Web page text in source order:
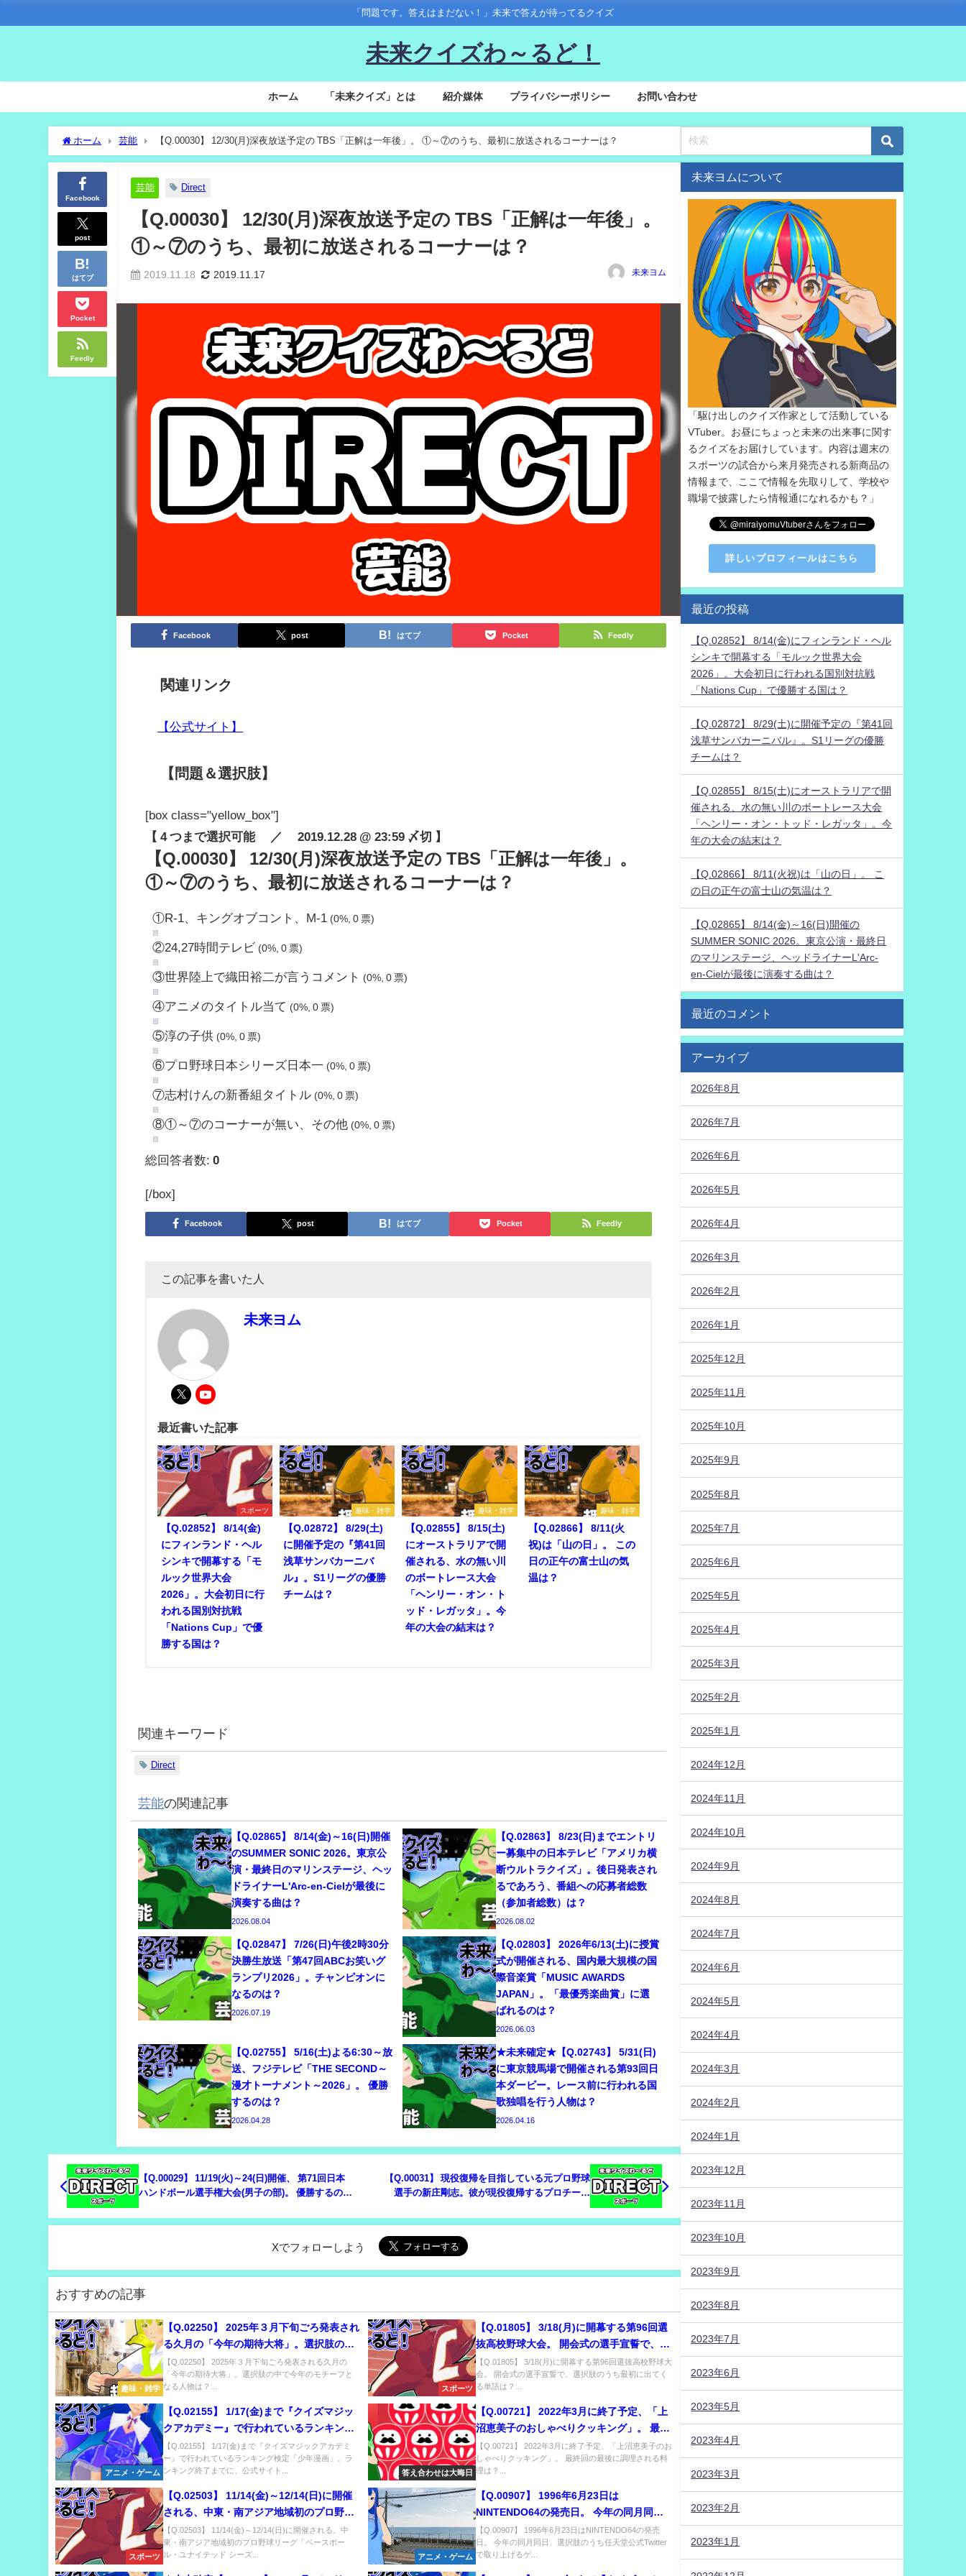
「問題です。答えはまだない！」未来で答えが待ってるクイズ
未来クイズわ～るど！
ホーム 「未来クイズ」とは 紹介媒体 プライバシーポリシー お問い合わせ
ホーム 芸能 【Q.00030】 12/30(月)深夜放送予定の TBS「正解は一年後」。 ①～⑦のうち、最初に放送されるコーナーは？
Facebook
post
はてブ
Pocket
Feedly
芸能 Direct
【Q.00030】 12/30(月)深夜放送予定の TBS「正解は一年後」。
①～⑦のうち、最初に放送されるコーナーは？
2019.11.18 2019.11.17 未来ヨム
Facebook post はてブ Pocket Feedly
関連リンク
【公式サイト】
【問題＆選択肢】
[box class="yellow_box"]
【 4 つまで選択可能 ／ 2019.12.28 @ 23:59 〆切 】
【Q.00030】 12/30(月)深夜放送予定の TBS「正解は一年後」。
①～⑦のうち、最初に放送されるコーナーは？
①R-1、キングオブコント、M-1 (0%, 0 票)
②24,27時間テレビ (0%, 0 票)
③世界陸上で織田裕二が言うコメント (0%, 0 票)
④アニメのタイトル当て (0%, 0 票)
⑤淳の子供 (0%, 0 票)
⑥プロ野球日本シリーズ日本一 (0%, 0 票)
⑦志村けんの新番組タイトル (0%, 0 票)
⑧①～⑦のコーナーが無い、その他 (0%, 0 票)
総回答者数:0
[/box]
Facebook post はてブ Pocket Feedly
この記事を書いた人
未来ヨム
最近書いた記事
スポーツ
【Q.02852】 8/14(金)
にフィンランド・ヘル
シンキで開幕する「モ
ルック世界大会
2026」。大会初日に行
われる国別対抗戦
「Nations Cup」で優
勝する国は？
趣味・雑学
【Q.02872】 8/29(土)
に開催予定の『第41回
浅草サンバカーニバ
ル』。S1リーグの優勝
チームは？
趣味・雑学
【Q.02855】 8/15(土)
にオーストラリアで開
催される、水の無い川
のボートレース大会
「ヘンリー・オン・ト
ッド・レガッタ」。今
年の大会の結末は？
趣味・雑学
【Q.02866】 8/11(火
祝)は「山の日」。 この
日の正午の富士山の気
温は？
関連キーワード
Direct
芸能の関連記事
【Q.02865】 8/14(金)～16(日)開催
のSUMMER SONIC 2026。東京公
演・最終日のマリンステージ、ヘッ
ドライナーL'Arc-en-Cielが最後に
演奏する曲は？
2026.08.04
【Q.02863】 8/23(日)までエントリ
ー募集中の日本テレビ「アメリカ横
断ウルトラクイズ」。後日発表され
るであろう、番組への応募者総数
（参加者総数）は？
2026.08.02
【Q.02847】 7/26(日)午後2時30分
決勝生放送「第47回ABCお笑いグ
ランプリ2026」。チャンピオンに
なるのは？
2026.07.19
【Q.02803】 2026年6/13(土)に授賞
式が開催される、国内最大規模の国
際音楽賞「MUSIC AWARDS
JAPAN」。「最優秀楽曲賞」に選
ばれるのは？
2026.06.03
【Q.02755】 5/16(土)よる6:30～放
送、フジテレビ「THE SECOND～
漫才トーナメント～2026」。 優勝
するのは？
2026.04.28
★未来確定★【Q.02743】 5/31(日)
に東京競馬場で開催される第93回日
本ダービー。レース前に行われる国
歌独唱を行う人物は？
2026.04.16
【Q.00029】 11/19(火)～24(日)開催、 第71回日本
ハンドボール選手権大会(男子の部)。 優勝するの
【Q.00031】 現役復帰を目指している元プロ野球
選手の新庄剛志。彼が現役復帰するプロチーム
Xでフォローしよう
おすすめの記事
趣味・雑学
【Q.02250】 2025年３月下旬ごろ発表され
る久月の「今年の期待大将」。選択肢の中
で今年のモチーフとなる人物は？
【Q.02250】 2025年３月下旬ごろ発表される久月の
「今年の期待大将」。選択肢の中で今年のモチーフと
なる人物は？...
スポーツ
【Q.01805】 3/18(月)に開幕する第96回選
抜高校野球大会。 開会式の選手宣誓で、選
択肢のうち最初に出てくる単語は？
【Q.01805】 3/18(月)に開幕する第96回選抜高校野球大
会。 開会式の選手宣誓で、選択肢のうち最初に出てく
る単語は？...
アニメ・ゲーム
【Q.02155】 1/17(金)まで『クイズマジッ
クアカデミー』で行われているランキング
検定「少年漫画」。ランキング終了まで
に、公式サイトに掲載される3000点以上獲
得するプレイヤーの人数は？
【Q.02155】 1/17(金)まで『クイズマジックアカデミ
ー』で行われているランキング検定「少年漫画」。ラ
ンキング終了までに、公式サイト...
答え合わせは大晦日
【Q.00721】 2022年3月に終了予定、「上
沼恵美子のおしゃべりクッキング」。 最終
回の最後に調理される料理は？
【Q.00721】 2022年3月に終了予定、「上沼恵美子のお
しゃべりクッキング」。 最終回の最後に調理される料
理は？...
スポーツ
【Q.02503】 11/14(金)～12/14(日)に開催
される、中東・南アジア地域初のプロ野球
リーグ「ベースボール・ユナイテッド シー
ズン1」。 このシーズンの結果は？
【Q.02503】 11/14(金)～12/14(日)に開催される、中
東・南アジア地域初のプロ野球リーグ「ベースボー
ル・ユナイテッド シーズ...
アニメ・ゲーム
【Q.00907】 1996年6月23日は
NINTENDO64の発売日。 今年の同月同
日、選択肢のうち任天堂公式Twitterで取り
上げるゲームは？
【Q.00907】 1996年6月23日はNINTENDO64の発売
日。 今年の同月同日、選択肢のうち任天堂公式Twitter
で取り上げるゲ...
未来ヨムについて
「駆け出しのクイズ作家として活動している
VTuber。お昼にちょっと未来の出来事に関す
るクイズをお届けしています。内容は週末の
スポーツの試合から来月発売される新商品の
情報まで、ここで情報を先取りして、学校や
職場で披露したら情報通になれるかも？」
詳しいプロフィールはこちら
最近の投稿
【Q.02852】 8/14(金)にフィンランド・ヘル
シンキで開幕する「モルック世界大会
2026」。大会初日に行われる国別対抗戦
「Nations Cup」で優勝する国は？
【Q.02872】 8/29(土)に開催予定の『第41回
浅草サンバカーニバル』。S1リーグの優勝
チームは？
【Q.02855】 8/15(土)にオーストラリアで開
催される、水の無い川のボートレース大会
「ヘンリー・オン・トッド・レガッタ」。今
年の大会の結末は？
【Q.02866】 8/11(火祝)は「山の日」。 こ
の日の正午の富士山の気温は？
【Q.02865】 8/14(金)～16(日)開催の
SUMMER SONIC 2026。東京公演・最終日
のマリンステージ、ヘッドライナーL'Arc-
en-Cielが最後に演奏する曲は？
最近のコメント
アーカイブ
2026年8月
2026年7月
2026年6月
2026年5月
2026年4月
2026年3月
2026年2月
2026年1月
2025年12月
2025年11月
2025年10月
2025年9月
2025年8月
2025年7月
2025年6月
2025年5月
2025年4月
2025年3月
2025年2月
2025年1月
2024年12月
2024年11月
2024年10月
2024年9月
2024年8月
2024年7月
2024年6月
2024年5月
2024年4月
2024年3月
2024年2月
2024年1月
2023年12月
2023年11月
2023年10月
2023年9月
2023年8月
2023年7月
2023年6月
2023年5月
2023年4月
2023年3月
2023年2月
2023年1月